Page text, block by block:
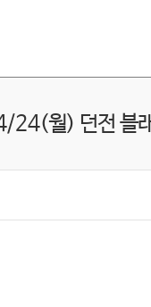
24(월) 던전 블